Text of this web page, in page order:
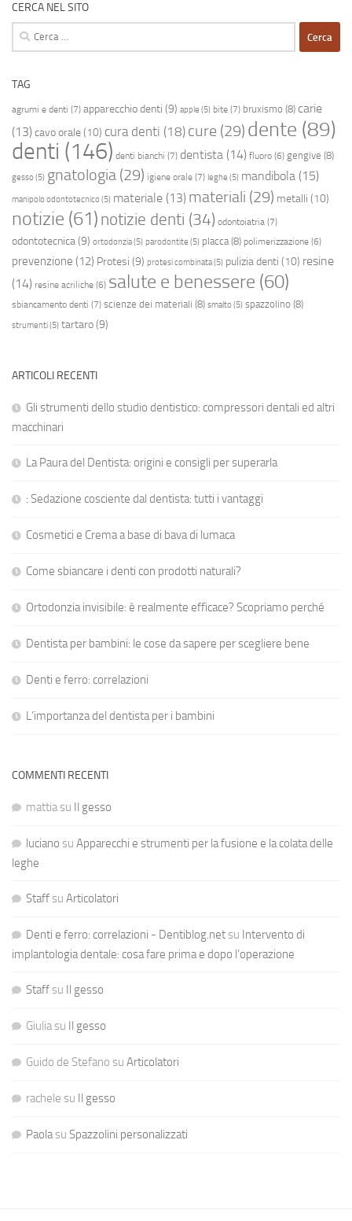
CERCA NEL SITO
Ricerca
per:
TAG
agrumi e denti (7) apparecchio denti (9) apple (5) bite (7) bruxismo (8) carie
(13) cavo orale(10) cura denti (18) cure (29) dente (89)
denti (146) denti bianchi (7) dentista (14) fluoro (6) gengive (8)
gesso(5) gnatologia (29) igiene orale (7) leghe (5) mandibola (15)
manipolo odontotecnico(5) materiale (13) materiali (29) metalli (10)
notizie (61) notizie denti (34) odontoiatria (7)
odontotecnica (9) ortodonzia(5) parodontite (5) placca(8) polimerizzazione (6)
prevenzione (12) Protesi (9) protesi combinata(5) pulizia denti (10) resine
(14) resine acriliche (6) salute e benessere (60)
sbiancamento denti (7) scienze dei materiali (8) smalto(5) spazzolino (8)
strumenti(5) tartaro(9)
ARTICOLI RECENTI
Gli strumenti dello studio dentistico: compressori dentali ed altri
macchinari
La Paura del Dentista: origini e consigli per superarla
: Sedazione cosciente dal dentista: tutti i vantaggi
Cosmetici e Crema a base di bava di lumaca
Come sbiancare i denti con prodotti naturali?
Ortodonzia invisibile: è realmente efficace? Scopriamo perché
Dentista per bambini: le cose da sapere per scegliere bene
Denti e ferro: correlazioni
L’importanza del dentista per i bambini
COMMENTI RECENTI
mattiasu Il gesso
luciano su Apparecchi e strumenti per la fusione e la colata delle
leghe
Staffsu Articolatori
Denti e ferro: correlazioni - Dentiblog.netsu Intervento di
implantologia dentale: cosa fare prima e dopo l’operazione
Staffsu Il gesso
Giuliasu Il gesso
Guido de Stefano su Articolatori
rachele su Il gesso
Paolasu Spazzolini personalizzati